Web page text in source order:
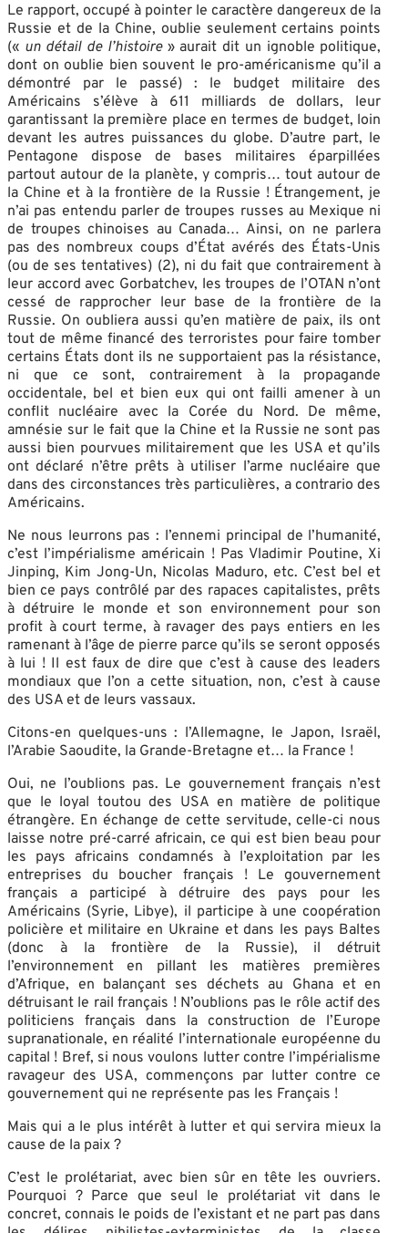
Le rapport, occupé à pointer le caractère dangereux de la
Russie et de la Chine, oublie seulement certains points
(« un détail de l’histoire» aurait dit un ignoble politique,
dont on oublie bien souvent le pro-américanisme qu’il a
démontré par le passé) : le budget militaire des
Américains s’élève à 611 milliards de dollars, leur
garantissant la première place en termes de budget, loin
devant les autres puissances du globe. D’autre part, le
Pentagone dispose de bases militaires éparpillées
partout autour de la planète, y compris… tout autour de
la Chine et à la frontière de la Russie ! Étrangement, je
n’ai pas entendu parler de troupes russes au Mexique ni
de troupes chinoises au Canada… Ainsi, on ne parlera
pas des nombreux coups d’État avérés des États-Unis
(ou de ses tentatives) (2), ni du fait que contrairement à
leur accord avec Gorbatchev, les troupes de l’OTAN n’ont
cessé de rapprocher leur base de la frontière de la
Russie. On oubliera aussi qu’en matière de paix, ils ont
tout de même financé des terroristes pour faire tomber
certains États dont ils ne supportaient pas la résistance,
ni que ce sont, contrairement à la propagande
occidentale, bel et bien eux qui ont failli amener à un
conflit nucléaire avec la Corée du Nord. De même,
amnésie sur le fait que la Chine et la Russie ne sont pas
aussi bien pourvues militairement que les USA et qu’ils
ont déclaré n’être prêts à utiliser l’arme nucléaire que
dans des circonstances très particulières, a contrario des
Américains.
Ne nous leurrons pas : l’ennemi principal de l’humanité,
c’est l’impérialisme américain ! Pas Vladimir Poutine, Xi
Jinping, Kim Jong-Un, Nicolas Maduro, etc. C’est bel et
bien ce pays contrôlé par des rapaces capitalistes, prêts
à détruire le monde et son environnement pour son
profit à court terme, à ravager des pays entiers en les
ramenant à l’âge de pierre parce qu’ils se seront opposés
à lui ! Il est faux de dire que c’est à cause des leaders
mondiaux que l’on a cette situation, non, c’est à cause
des USA et de leurs vassaux.
Citons-en quelques-uns : l’Allemagne, le Japon, Israël,
l’Arabie Saoudite, la Grande-Bretagne et… la France !
Oui, ne l’oublions pas. Le gouvernement français n’est
que le loyal toutou des USA en matière de politique
étrangère. En échange de cette servitude, celle-ci nous
laisse notre pré-carré africain, ce qui est bien beau pour
les pays africains condamnés à l’exploitation par les
entreprises du boucher français ! Le gouvernement
français a participé à détruire des pays pour les
Américains (Syrie, Libye), il participe à une coopération
policière et militaire en Ukraine et dans les pays Baltes
(donc à la frontière de la Russie), il détruit
l’environnement en pillant les matières premières
d’Afrique, en balançant ses déchets au Ghana et en
détruisant le rail français ! N’oublions pas le rôle actif des
politiciens français dans la construction de l’Europe
supranationale, en réalité l’internationale européenne du
capital ! Bref, si nous voulons lutter contre l’impérialisme
ravageur des USA, commençons par lutter contre ce
gouvernement qui ne représente pas les Français !
Mais qui a le plus intérêt à lutter et qui servira mieux la
cause de la paix ?
C’est le prolétariat, avec bien sûr en tête les ouvriers.
Pourquoi ? Parce que seul le prolétariat vit dans le
concret, connais le poids de l’existant et ne part pas dans